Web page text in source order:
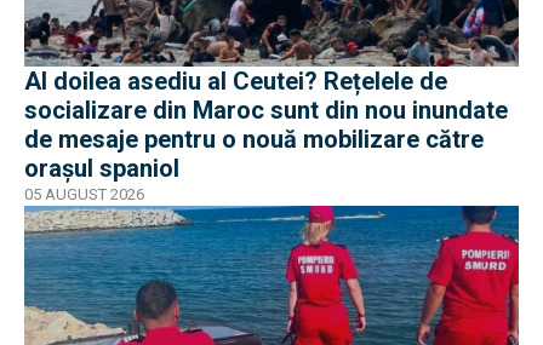
Al doilea asediu al Ceutei? Rețelele de
socializare din Maroc sunt din nou inundate
de mesaje pentru o nouă mobilizare către
orașul spaniol
05 AUGUST 2026